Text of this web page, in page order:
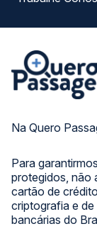
Na Quero
Para
protegidos, não
cartão de
criptografia e
bancárias do